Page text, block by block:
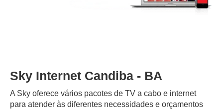
Sky Internet Candiba - BA
A Sky oferece vários pacotes de TV a cabo e internet
para atender às diferentes necessidades e orçamentos